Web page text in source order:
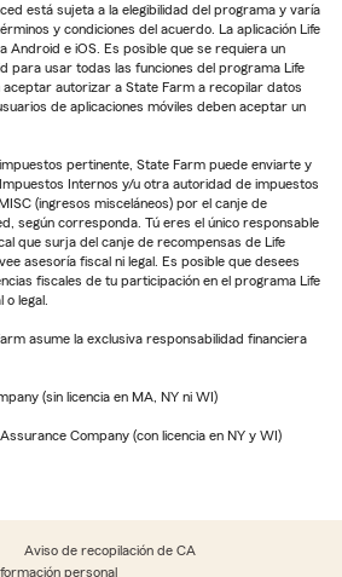
está sujeta a la elegibilidad del programa y varía
y condiciones del acuerdo. La aplicación Life
Android e iOS. Es posible que se requiera un
para usar todas las funciones del programa Life
aceptar autorizar a State Farm a recopilar datos
de aplicaciones móviles deben aceptar un
pertinente, State Farm puede enviarte y
Internos y/u otra autoridad de impuestos
(ingresos misceláneos) por el canje de
según corresponda. Tú eres el único responsable
que surja del canje de recompensas de Life
asesoría fiscal ni legal. Es posible que desees
fiscales de tu participación en el programa Life
legal.
asume la exclusiva responsabilidad financiera
(sin licencia en MA, NY ni WI)
Company (con licencia en NY y WI)
Aviso de recopilación de CA
personal